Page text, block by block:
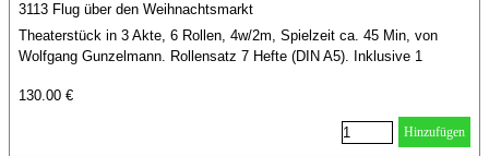
3113 Flug über den Weihnachtsmarkt
Theaterstück in 3 Akte, 6 Rollen, 4w/2m, Spielzeit ca. 45 Min, von
Wolfgang Gunzelmann. Rollensatz 7 Hefte (DIN A5). Inklusive 1
130.00 €
Hinzufügen